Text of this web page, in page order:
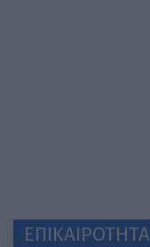
ΕΠΙΚΑΙΡΟΤΗΤΑ